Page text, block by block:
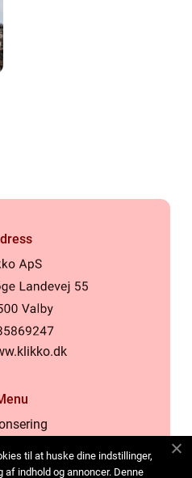
til at huske dine indstillinger,
indhold og annoncer. Denne